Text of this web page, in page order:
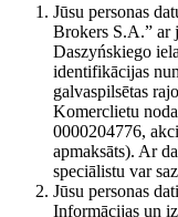
Jūsu personas
Brokers S.A.” ar
Daszyńskiego
identifikācijas
galvaspilsētas
Komerclietu
0000204776,
apmaksāts). Ar
speciālistu var
Jūsu personas
Informācijas un